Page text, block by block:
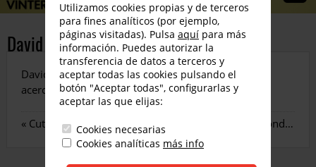
David Muñoz
David Muñoz «Gnaposs» nos cuenta algunos trucos
acerca de la Pentatónica Dominante
« Cutaway nº 13 – EBS Compresor Demo Vie Pedals Seconds Out
Utilizamos cookies propias y de terceros
para fines analíticos (por ejemplo,
páginas visitadas). Pulsa aquí para más
información. Puedes autorizar la
transferencia de datos a terceros y
aceptar todas las cookies pulsando el
botón "Aceptar todas", configurarlas y
aceptar las que elijas:
Cookies necesarias
Cookies analíticas más info